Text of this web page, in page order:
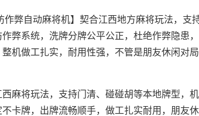
作弊自动麻将机】契合江西地方麻将玩法，
弊系统，洗牌分牌公平公正，杜绝作弊隐患
机做工扎实，耐用性强，不管是朋友休闲对
麻将玩法，支持门清、碰碰胡等本地牌型，
卡牌，出牌流畅顺手，做工扎实耐用，朋友